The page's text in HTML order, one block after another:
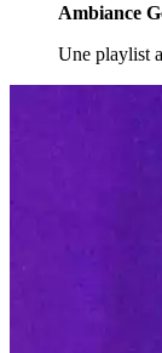
Ambiance
Une playlist